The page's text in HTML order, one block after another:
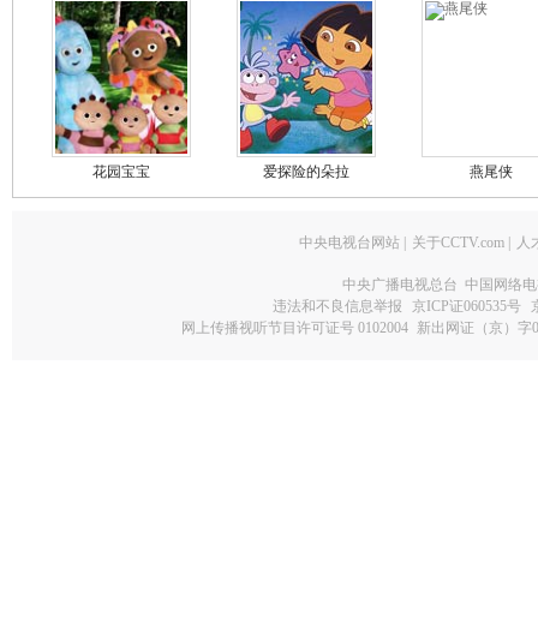
花园宝宝 爱探险的朵拉 燕尾侠
中央电视台网站 关于CCTV.com 人
中央广播电视总台 中国网络
违法和不良信息举报
京ICP证060535号
网上传播视听节目许可证号 0102004 新出网证（京）